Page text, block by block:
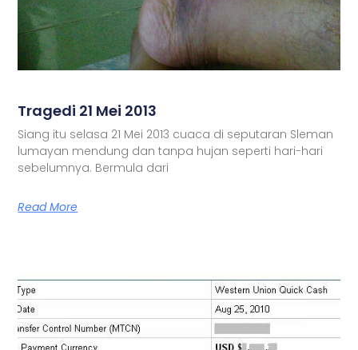
Tragedi 21 Mei 2013
Siang itu selasa 21 Mei 2013 cuaca di seputaran Sleman
lumayan mendung dan tanpa hujan seperti hari-hari
sebelumnya. Bermula dari
Read More